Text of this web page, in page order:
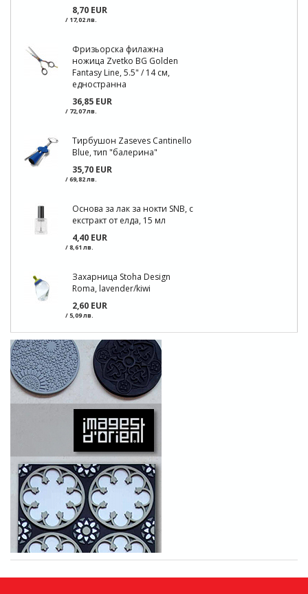
8,70 EUR
/ 17,02 лв.
Фризьорска филажна
ножица Zvetko BG Golden
Fantasy Line, 5.5" / 14 см,
едностранна
36,85 EUR
/ 72,07 лв.
Тирбушон Zaseves Cantinello
Blue, тип "балерина"
35,70 EUR
/ 69,82 лв.
Основа за лак за нокти SNB, с
екстракт от елда, 15 мл
4,40 EUR
/ 8,61 лв.
Захарница Stoha Design
Roma, lavender/kiwi
2,60 EUR
/ 5,09 лв.